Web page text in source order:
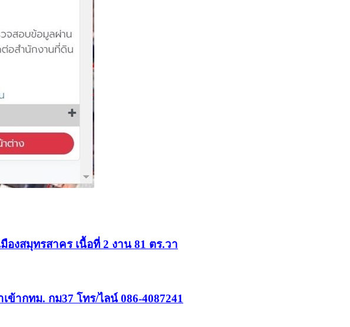
งสมุทรสาคร เนื้อที่ 2 งาน 81 ตร.วา
ากทม. กม37 โทร/ไลน์ 086-4087241